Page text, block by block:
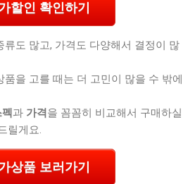
할인 확인하기
류도 많고, 가격도 다양해서 결정이 많
품을 고를 때는 더 고민이 많을 수 밖에
과 가격 을 꼼꼼히 비교해서 구매하실
릴게요.
상품 보러가기